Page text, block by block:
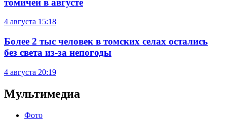
4 августа 15:18
Более 2 тыс человек в томских селах остались
без света из-за непогоды
4 августа 20:19
Мультимедиа
Фото